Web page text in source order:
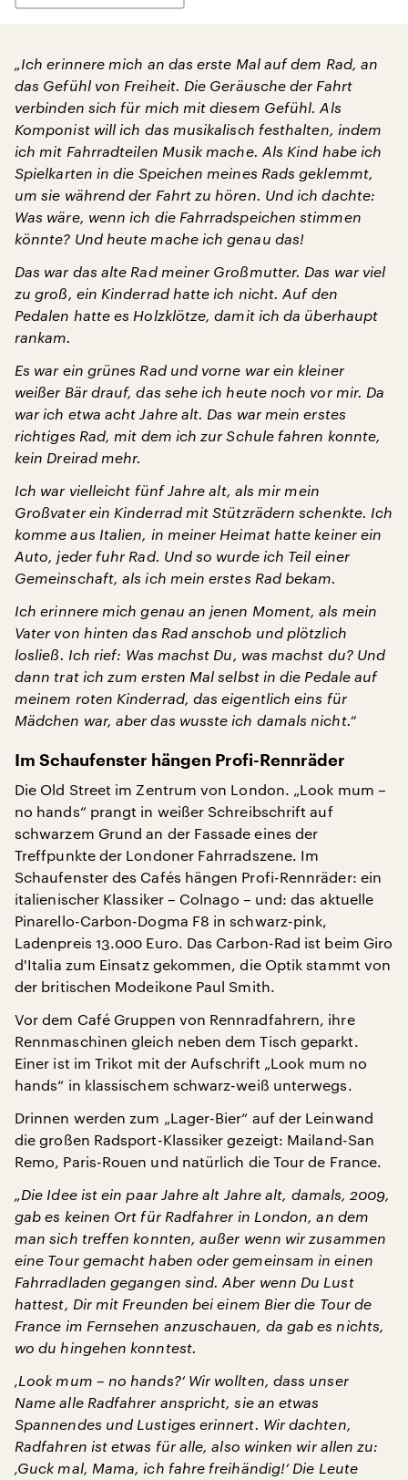
„Ich erinnere mich an das erste Mal auf dem Rad, an
das Gefühl von Freiheit. Die Geräusche der Fahrt
verbinden sich für mich mit diesem Gefühl. Als
Komponist will ich das musikalisch festhalten, indem
ich mit Fahrradteilen Musik mache. Als Kind habe ich
Spielkarten in die Speichen meines Rads geklemmt,
um sie während der Fahrt zu hören. Und ich dachte:
Was wäre, wenn ich die Fahrradspeichen stimmen
könnte? Und heute mache ich genau das!
Das war das alte Rad meiner Großmutter. Das war viel
zu groß, ein Kinderrad hatte ich nicht. Auf den
Pedalen hatte es Holzklötze, damit ich da überhaupt
rankam.
Es war ein grünes Rad und vorne war ein kleiner
weißer Bär drauf, das sehe ich heute noch vor mir. Da
war ich etwa acht Jahre alt. Das war mein erstes
richtiges Rad, mit dem ich zur Schule fahren konnte,
kein Dreirad mehr.
Ich war vielleicht fünf Jahre alt, als mir mein
Großvater ein Kinderrad mit Stützrädern schenkte. Ich
komme aus Italien, in meiner Heimat hatte keiner ein
Auto, jeder fuhr Rad. Und so wurde ich Teil einer
Gemeinschaft, als ich mein erstes Rad bekam.
Ich erinnere mich genau an jenen Moment, als mein
Vater von hinten das Rad anschob und plötzlich
losließ. Ich rief: Was machst Du, was machst du? Und
dann trat ich zum ersten Mal selbst in die Pedale auf
meinem roten Kinderrad, das eigentlich eins für
Mädchen war, aber das wusste ich damals nicht.“
Im Schaufenster hängen Profi-Rennräder
Die Old Street im Zentrum von London. „Look mum –
no hands“ prangt in weißer Schreibschrift auf
schwarzem Grund an der Fassade eines der
Treffpunkte der Londoner Fahrradszene. Im
Schaufenster des Cafés hängen Profi-Rennräder: ein
italienischer Klassiker – Colnago – und: das aktuelle
Pinarello-Carbon-Dogma F8 in schwarz-pink,
Ladenpreis 13.000 Euro. Das Carbon-Rad ist beim Giro
d'Italia zum Einsatz gekommen, die Optik stammt von
der britischen Modeikone Paul Smith.
Vor dem Café Gruppen von Rennradfahrern, ihre
Rennmaschinen gleich neben dem Tisch geparkt.
Einer ist im Trikot mit der Aufschrift „Look mum no
hands“ in klassischem schwarz-weiß unterwegs.
Drinnen werden zum „Lager-Bier“ auf der Leinwand
die großen Radsport-Klassiker gezeigt: Mailand-San
Remo, Paris-Rouen und natürlich die Tour de France.
„Die Idee ist ein paar Jahre alt Jahre alt, damals, 2009,
gab es keinen Ort für Radfahrer in London, an dem
man sich treffen konnten, außer wenn wir zusammen
eine Tour gemacht haben oder gemeinsam in einen
Fahrradladen gegangen sind. Aber wenn Du Lust
hattest, Dir mit Freunden bei einem Bier die Tour de
France im Fernsehen anzuschauen, da gab es nichts,
wo du hingehen konntest.
‚Look mum – no hands?‘ Wir wollten, dass unser
Name alle Radfahrer anspricht, sie an etwas
Spannendes und Lustiges erinnert. Wir dachten,
Radfahren ist etwas für alle, also winken wir allen zu:
‚Guck mal, Mama, ich fahre freihändig!‘ Die Leute